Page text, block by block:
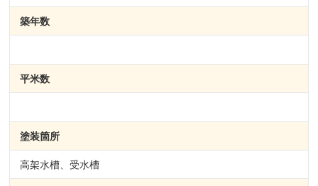
築年数
平米数
塗装箇所
高架水槽、受水槽